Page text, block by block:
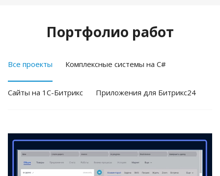
Портфолио работ
Все проекты Комплексные системы на C#
Cайты на 1С-Битрикс Приложения для Битрикс24